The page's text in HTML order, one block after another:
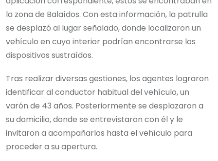
la zona de Balaídos. Con esta información, la patrulla
se desplazó al lugar señalado, donde localizaron un
vehículo en cuyo interior podrían encontrarse los
dispositivos sustraídos.
Tras realizar diversas gestiones, los agentes lograron
identificar al conductor habitual del vehículo, un
varón de 43 años. Posteriormente se desplazaron a
su domicilio, donde se entrevistaron con él y le
invitaron a acompañarlos hasta el vehículo para
proceder a su apertura.